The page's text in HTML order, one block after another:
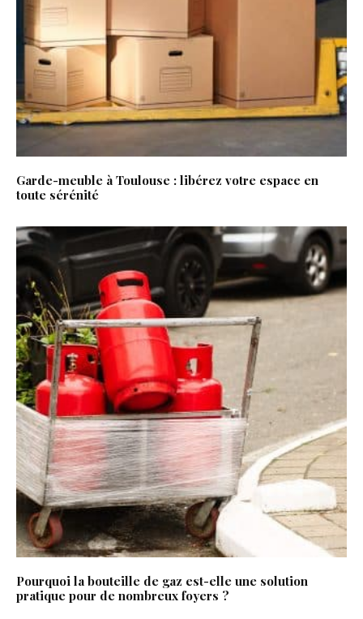
Garde-meuble à Toulouse : libérez votre espace en
toute sérénité
Pourquoi la bouteille de gaz est-elle une solution
pratique pour de nombreux foyers ?